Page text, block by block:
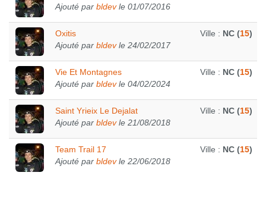
Ajouté par bldevle 01/07/2016
Oxitis
Ajouté par bldevle 24/02/2017
Ville : NC (15)
Vie Et Montagnes
Ajouté par bldevle 04/02/2024
Ville : NC (15)
Saint Yrieix Le Dejalat
Ajouté par bldevle 21/08/2018
Ville : NC (15)
Team Trail 17
Ajouté par bldevle 22/06/2018
Ville : NC (15)